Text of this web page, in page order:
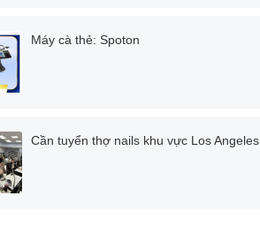
Máy cà thẻ: Spoton
Cần tuyển thợ nails khu vực Los Angeles